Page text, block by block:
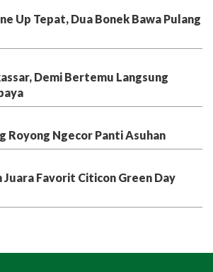
Up Tepat, Dua Bonek Bawa Pulang
Demi Bertemu Langsung
Royong Ngecor Panti Asuhan
Juara Favorit Citicon Green Day